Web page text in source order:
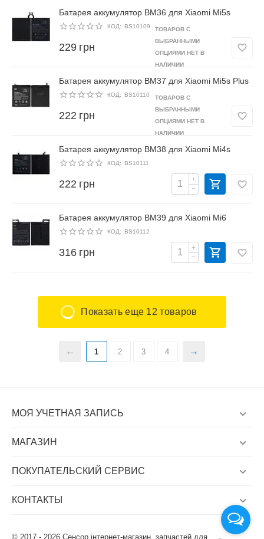
Батарея аккумулятор BM36 для Xiaomi Mi5s
КОД: BS10109
229 грн
ТОВАРОВ С
ВЫБРАННЫМИ
ОПЦИЯМИ НЕТ В
НАЛИЧИИ
Батарея аккумулятор BM37 для Xiaomi Mi5s Plus
КОД: BS10110
222 грн
ТОВАРОВ С
ВЫБРАННЫМИ
ОПЦИЯМИ НЕТ В
НАЛИЧИИ
Батарея аккумулятор BM38 для Xiaomi Mi4s
КОД: BS10111
222 грн
+
−
Батарея аккумулятор BM39 для Xiaomi Mi6
КОД: BS10112
316 грн
+
−
Показать еще 12 товаров
1 2 3 4
МОЯ УЧЕТНАЯ ЗАПИСЬ
МАГАЗИН
ПОКУПАТЕЛЬСКИЙ СЕРВИС
КОНТАКТЫ
© 2017 - 2026 Сенсор інтернет-магазин. запчастей для